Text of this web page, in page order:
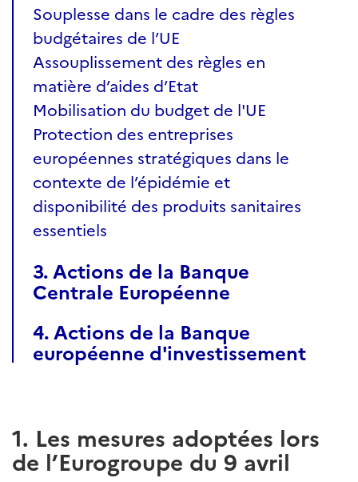
Souplesse dans le cadre des règles
budgétaires de l’UE
Assouplissement des règles en
matière d’aides d’Etat
Mobilisation du budget de l'UE
Protection des entreprises
européennes stratégiques dans le
contexte de l’épidémie et
disponibilité des produits sanitaires
essentiels
3. Actions de la Banque
Centrale Européenne
4. Actions de la Banque
européenne d'investissement
1. Les mesures adoptées lors
de l’Eurogroupe du 9 avril